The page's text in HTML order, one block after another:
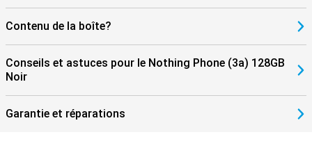
Contenu de la boîte?
Conseils et astuces pour le Nothing Phone (3a) 128GB
Noir
Garantie et réparations